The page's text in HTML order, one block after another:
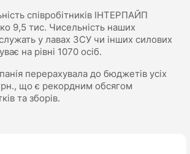
співробітників ІНТЕРПАЙП
9,5 тис. Чисельність наших
служать у лавах ЗСУ чи інших силових
на рівні 1070 осіб.
перерахувала до бюджетів усіх
що є рекордним обсягом
та зборів.